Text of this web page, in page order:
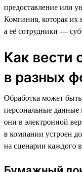
предоставление или
Компания, которая их
а её сотрудники —
Как вести
в разных
Обработка может быть
персональные данные
они в электронной
в компании устроен
на сценарии каждого